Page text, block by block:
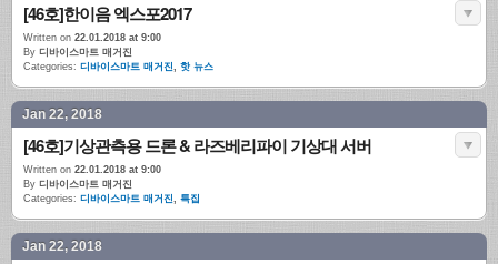
[46호]한이음 엑스포2017
Written on 22.01.2018 at 9:00
By 디바이스마트 매거진
Categories: 디바이스마트 매거진, 핫 뉴스
Jan 22, 2018
[46호]기상관측용 드론 & 라즈베리파이 기상대 서버
Written on 22.01.2018 at 9:00
By 디바이스마트 매거진
Categories: 디바이스마트 매거진, 특집
Jan 22, 2018